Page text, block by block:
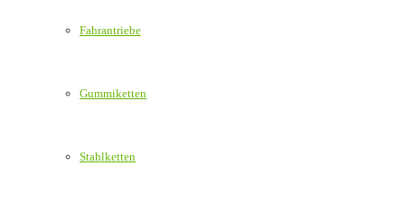
Fahrantriebe
Gummiketten
Stahlketten